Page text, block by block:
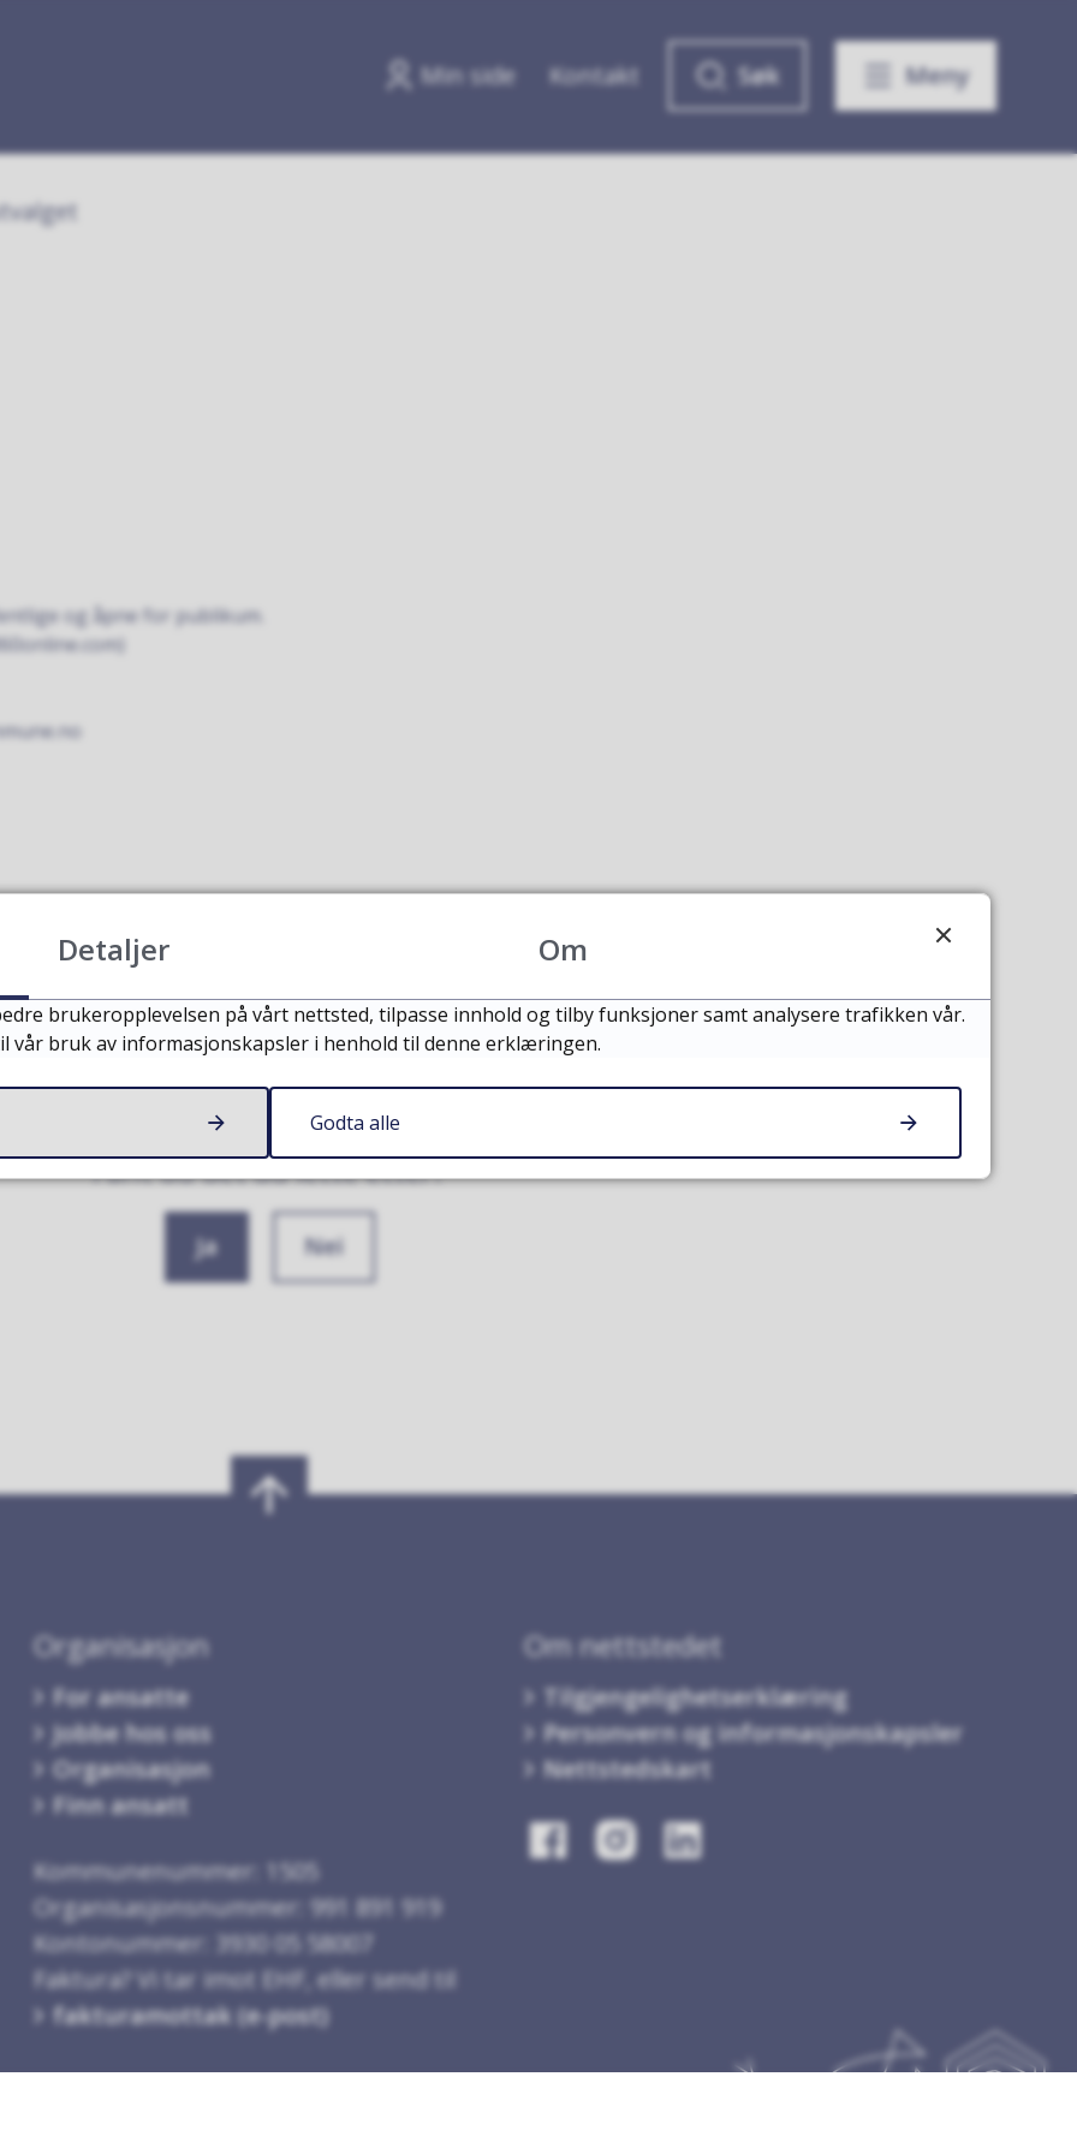
Min side Kontakt Søk Meny
og åpne for publikum.
Fant du det du lette etter?
Ja Nei
Organisasjon
For ansatte
Jobbe hos oss
Organisasjon
Finn ansatt
Kommunenummer: 1505
Organisasjonsnummer: 991 891 919
Kontonummer: 3930 05 58007
Faktura? Vi tar imot EHF, eller send til
fakturamottak (e-post)
Om nettstedet
Tilgjengelighetserklæring
Personvern og informasjonskapsler
Nettstedskart
Detaljer Om
brukeropplevelsen på vårt nettsted, tilpasse innhold og tilby funksjoner samt analysere trafikken vår.
vår bruk av informasjonskapsler i henhold til denne erklæringen.
Godta alle